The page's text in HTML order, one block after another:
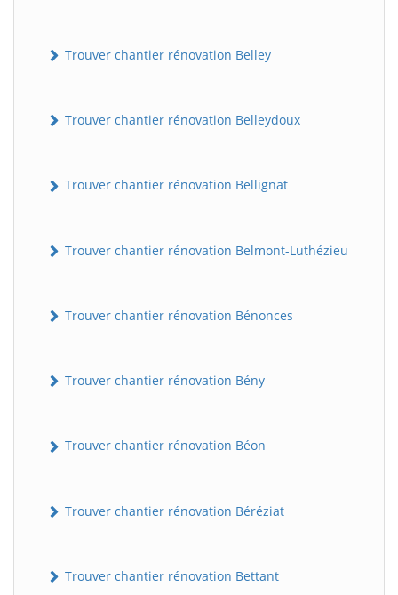
Trouver chantier rénovation Belley
Trouver chantier rénovation Belleydoux
Trouver chantier rénovation Bellignat
Trouver chantier rénovation Belmont-Luthézieu
Trouver chantier rénovation Bénonces
Trouver chantier rénovation Bény
Trouver chantier rénovation Béon
Trouver chantier rénovation Béréziat
Trouver chantier rénovation Bettant